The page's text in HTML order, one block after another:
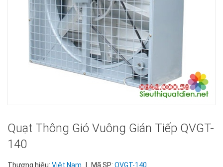
Quạt Thông Gió Vuông Gián Tiếp QVGT-
140
Thương hiệu: Việt Nam Mã SP: QVGT-140